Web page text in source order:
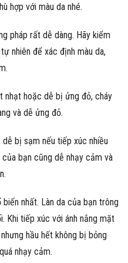
hợp với màu da nhé.
pháp rất dễ dàng. Hãy kiểm
nhiên để xác định màu da,
nhạt hoặc dễ bị ửng đỏ, cháy
và dễ ửng đỏ.
dễ bị sạm nếu tiếp xúc nhiều
bạn cũng dễ nhạy cảm và
biến nhất. Làn da của bạn trông
Khi tiếp xúc với ánh nắng mặt
hầu hết không bị bỏng
nhạy cảm.